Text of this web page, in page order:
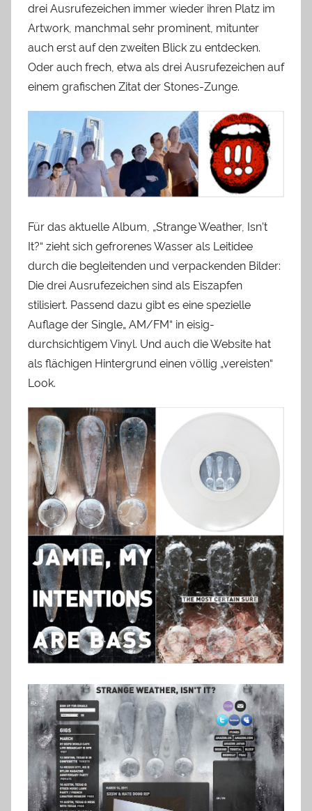
drei Ausrufezeichen immer wieder ihren Platz im
Artwork, manchmal sehr prominent, mitunter
auch erst auf den zweiten Blick zu entdecken.
Oder auch frech, etwa als drei Ausrufezeichen auf
einem grafischen Zitat der Stones-Zunge.
Für das aktuelle Album, „Strange Weather, Isn’t
It?“ zieht sich gefrorenes Wasser als Leitidee
durch die begleitenden und verpackenden Bilder:
Die drei Ausrufezeichen sind als Eiszapfen
stilisiert. Passend dazu gibt es eine spezielle
Auflage der Single„ AM/FM“ in eisig-
durchsichtigem Vinyl. Und auch die Website hat
als flächigen Hintergrund einen völlig „vereisten“
Look.